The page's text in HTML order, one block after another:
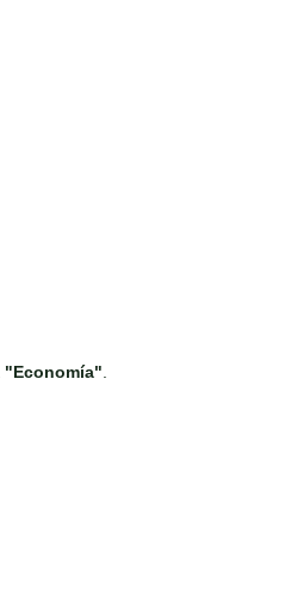
"Economía"